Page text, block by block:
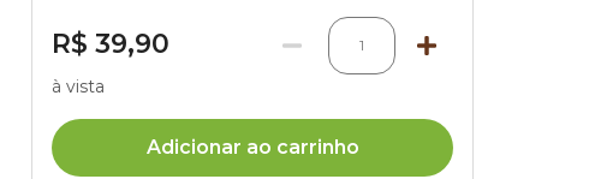
R$ 39,90 1
à vista
Adicionar ao carrinho